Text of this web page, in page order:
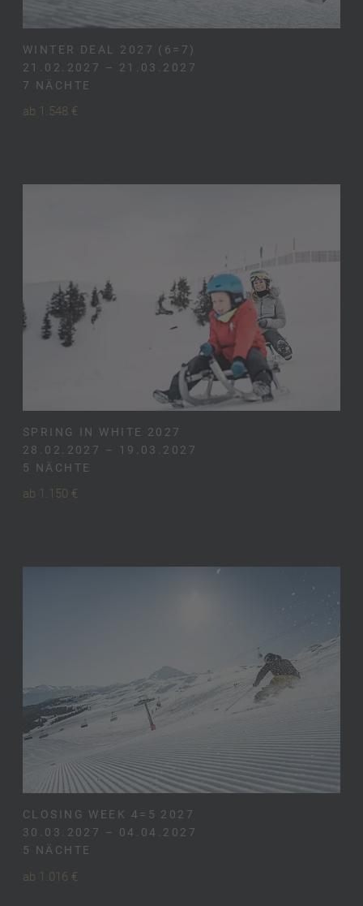
WINTER DEAL 2027 (6=7)
21.02.2027 – 21.03.2027
7 NÄCHTE
ab 1.548 €
SPRING IN WHITE 2027
28.02.2027 – 19.03.2027
5 NÄCHTE
ab 1.150 €
CLOSING WEEK 4=5 2027
30.03.2027 – 04.04.2027
5 NÄCHTE
ab 1.016 €